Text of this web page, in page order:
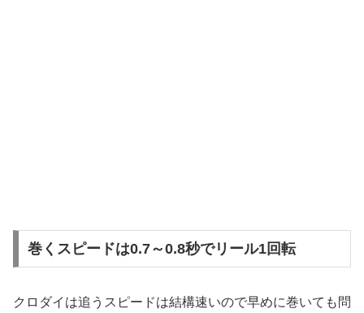
巻くスピードは0.7～0.8秒でリール1回転
クロダイは追うスピードは結構速いので早めに巻いても問